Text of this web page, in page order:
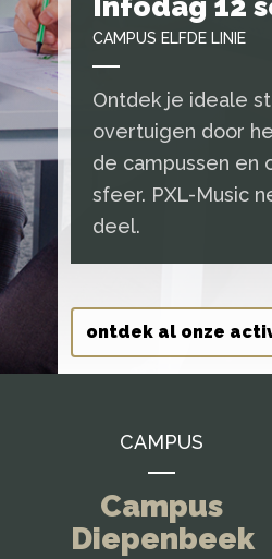
CAMPUS ELFDE LINIE
Ontdek je ideale
overtuigen door
de campussen en
sfeer. PXL-Music
deel.
ontdek al onze
CAMPUS
Campus
Diepenbeek